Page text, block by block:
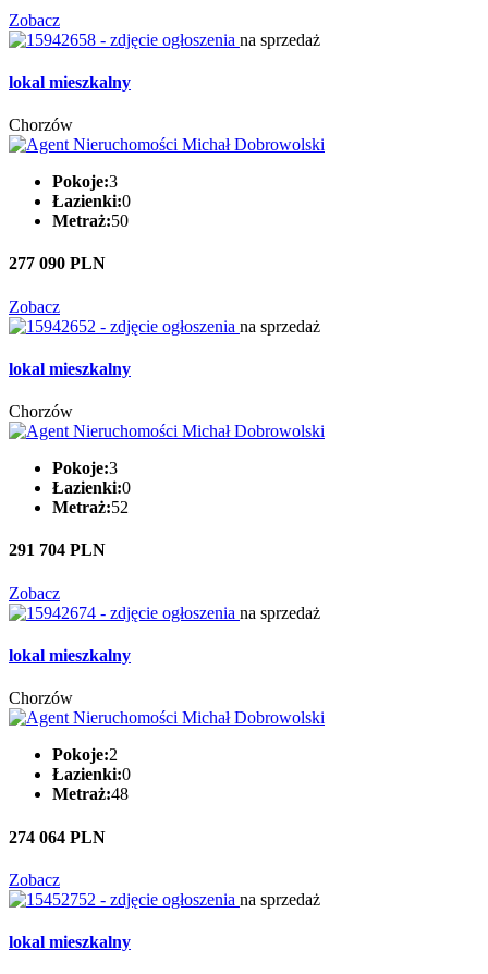
Zobacz
na sprzedaż
lokal mieszkalny
Chorzów
Pokoje:3
Łazienki:0
Metraż:50
277 090 PLN
Zobacz
na sprzedaż
lokal mieszkalny
Chorzów
Pokoje:3
Łazienki:0
Metraż:52
291 704 PLN
Zobacz
na sprzedaż
lokal mieszkalny
Chorzów
Pokoje:2
Łazienki:0
Metraż:48
274 064 PLN
Zobacz
na sprzedaż
lokal mieszkalny